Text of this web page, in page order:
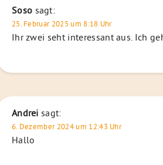
Soso sagt:
25. Februar 2025 um 8:18 Uhr
Ihr zwei seht interessant aus. Ich
Andrei sagt:
6. Dezember 2024 um 12:43 Uhr
Hallo